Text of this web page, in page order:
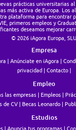
prácticas universitarias
más activa de Europa. Los
plataforma para encontrar
primeros empleos y
deseamos mejorar
© 2026 iAgora Europa, SLU
Empresa
Anúnciate en iAgora
privacidad
Contacto
Empleo
las empresas Empleos
de CV
Becas Leonardo
Estudios
Anuncia tus programas